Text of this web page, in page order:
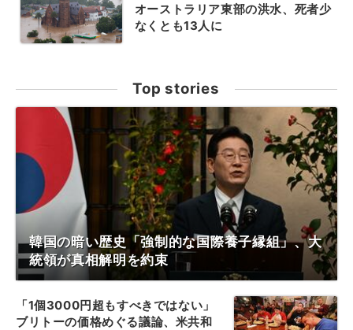
オーストラリア東部の洪水、死者少
なくとも13人に
Top stories
韓国の暗い歴史「強制的な国際養子縁組」、大
統領が真相解明を約束
「1個3000円超もすべきではない」
ブリトーの価格めぐる議論、米共和